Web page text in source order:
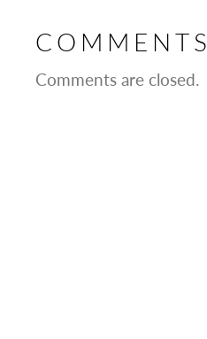
COMMENTS
Comments are closed.